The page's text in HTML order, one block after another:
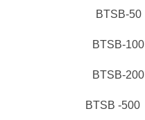
BTSB-50
BTSB-100
BTSB-200
BTSB -500